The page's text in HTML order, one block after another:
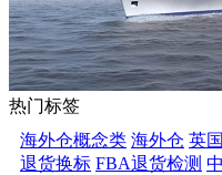
热门标签
海外仓概念类 海外仓 英
退货换标 FBA退货检测